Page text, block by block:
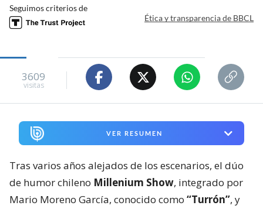
Seguimos criterios de
Ética y transparencia de BBCL
3609
visitas
VER RESUMEN
Tras varios años alejados de los escenarios, el dúo
de humor chileno Millenium Show, integrado por
Mario Moreno García, conocido como “Turrón”, y